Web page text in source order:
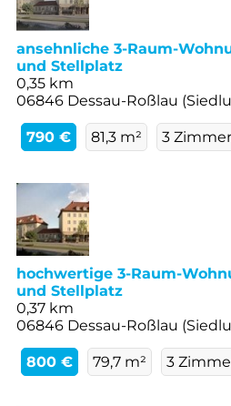
ansehnliche 3-Raum-
und Stellplatz
0,35 km
06846 Dessau-Roßlau
790 € 81,3 m² 3 Zimmer
hochwertige 3-Raum-
und Stellplatz
0,37 km
06846 Dessau-Roßlau
800 € 79,7 m² 3